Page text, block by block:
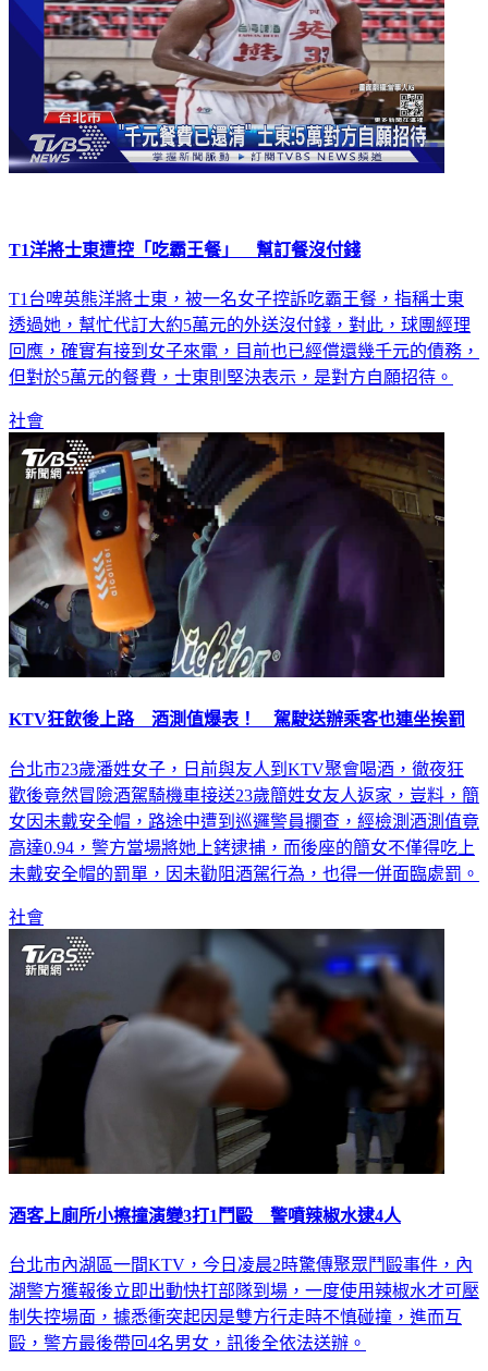
T1洋將士東遭控「吃霸王餐」 幫訂餐沒付錢
T1台啤英熊洋將士東，被一名女子控訴吃霸王餐，指稱士東
透過她，幫忙代訂大約5萬元的外送沒付錢，對此，球團經理
回應，確實有接到女子來電，目前也已經償還幾千元的債務，
但對於5萬元的餐費，士東則堅決表示，是對方自願招待。
社會
KTV狂飲後上路 酒測值爆表！ 駕駛送辦乘客也連坐挨罰
台北市23歲潘姓女子，日前與友人到KTV聚會喝酒，徹夜狂
歡後竟然冒險酒駕騎機車接送23歲簡姓女友人返家，豈料，簡
女因未戴安全帽，路途中遭到巡邏警員攔查，經檢測酒測值竟
高達0.94，警方當場將她上銬逮捕，而後座的簡女不僅得吃上
未戴安全帽的罰單，因未勸阻酒駕行為，也得一併面臨處罰。
社會
酒客上廁所小擦撞演變3打1鬥毆 警噴辣椒水逮4人
台北市內湖區一間KTV，今日凌晨2時驚傳聚眾鬥毆事件，內
湖警方獲報後立即出動快打部隊到場，一度使用辣椒水才可壓
制失控場面，據悉衝突起因是雙方行走時不慎碰撞，進而互
毆，警方最後帶回4名男女，訊後全依法送辦。